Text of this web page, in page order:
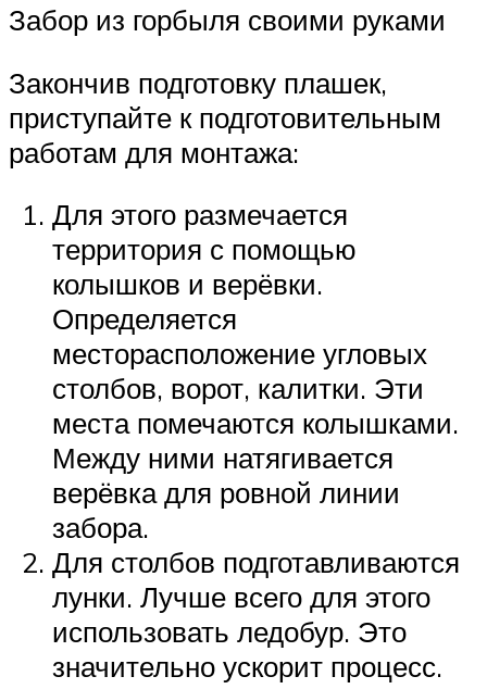
Забор из горбыля своими руками
Закончив подготовку плашек,
приступайте к подготовительным
работам для монтажа:
Для этого размечается
территория с помощью
колышков и верёвки.
Определяется
месторасположение угловых
столбов, ворот, калитки. Эти
места помечаются колышками.
Между ними натягивается
верёвка для ровной линии
забора.
Для столбов подготавливаются
лунки. Лучше всего для этого
использовать ледобур. Это
значительно ускорит процесс.